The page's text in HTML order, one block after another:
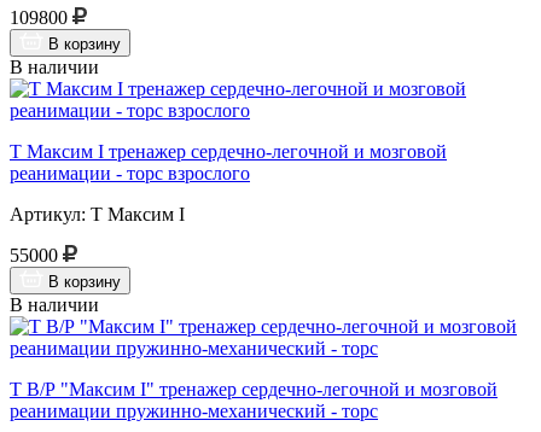
109800
В корзину
В наличии
Т Максим I тренажер сердечно-легочной и мозговой
реанимации - торс взрослого
Артикул: Т Максим I
55000
В корзину
В наличии
Т В/Р "Максим I" тренажер сердечно-легочной и мозговой
реанимации пружинно-механический - торс